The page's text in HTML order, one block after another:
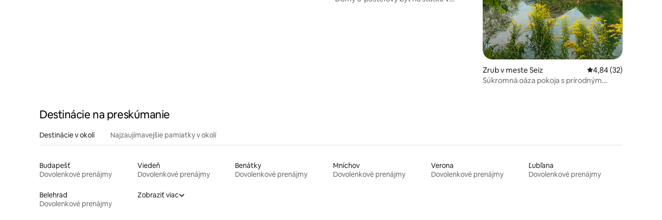
Zrub v meste Seiz Priemerné
4,84 (32)
Súkromná oáza pokoja s prírodným
Destinácie na preskúmanie
Destinácie v okolí Najzaujímavejšie pamiatky v okolí
Budapešť
Dovolenkové prenájmy
Viedeň
Dovolenkové prenájmy
Benátky
Dovolenkové prenájmy
Mníchov
Dovolenkové prenájmy
Verona
Dovolenkové prenájmy
Ľubľana
Dovolenkové prenájmy
Belehrad
Dovolenkové prenájmy
Zobraziť viac